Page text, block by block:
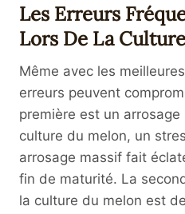
Les Erreurs
Lors De La
Même avec les
erreurs peuvent
première est un
culture du melon, un
arrosage massif fait
fin de maturité. La
la culture du melon est